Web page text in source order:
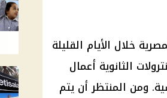
2025 .. تترقب الأسر المصرية خلال الأيام القليلة
2025 بعد أن أنهت كنترولات الثانوية أعمال
ومن المنتظر أن يتم